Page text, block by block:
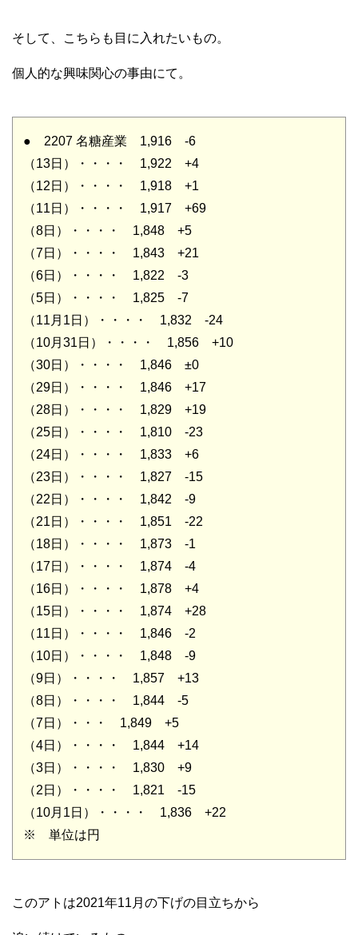
そして、こちらも目に入れたいもの。
個人的な興味関心の事由にて。
● 2207 名糖産業 1,916 -6
（13日）・・・・ 1,922 +4
（12日）・・・・ 1,918 +1
（11日）・・・・ 1,917 +69
（8日）・・・・ 1,848 +5
（7日）・・・・ 1,843 +21
（6日）・・・・ 1,822 -3
（5日）・・・・ 1,825 -7
（11月1日）・・・・ 1,832 -24
（10月31日）・・・・ 1,856 +10
（30日）・・・・ 1,846 ±0
（29日）・・・・ 1,846 +17
（28日）・・・・ 1,829 +19
（25日）・・・・ 1,810 -23
（24日）・・・・ 1,833 +6
（23日）・・・・ 1,827 -15
（22日）・・・・ 1,842 -9
（21日）・・・・ 1,851 -22
（18日）・・・・ 1,873 -1
（17日）・・・・ 1,874 -4
（16日）・・・・ 1,878 +4
（15日）・・・・ 1,874 +28
（11日）・・・・ 1,846 -2
（10日）・・・・ 1,848 -9
（9日）・・・・ 1,857 +13
（8日）・・・・ 1,844 -5
（7日）・・・ 1,849 +5
（4日）・・・・ 1,844 +14
（3日）・・・・ 1,830 +9
（2日）・・・・ 1,821 -15
（10月1日）・・・・ 1,836 +22
※ 単位は円
このアトは2021年11月の下げの目立ちから